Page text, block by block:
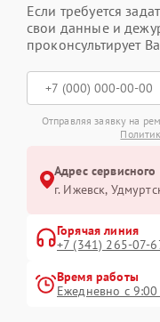
Если требуется
свои данные и
проконсультирует
Отправляя заявку на
Адрес
г. Ижевск,
Горячая линия
+7 (341) 265-07-
Время работы
Ежедневно с